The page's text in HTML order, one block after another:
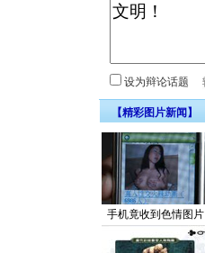
设为辩论话题
【精彩图片新闻】
手机竟收到色情图片